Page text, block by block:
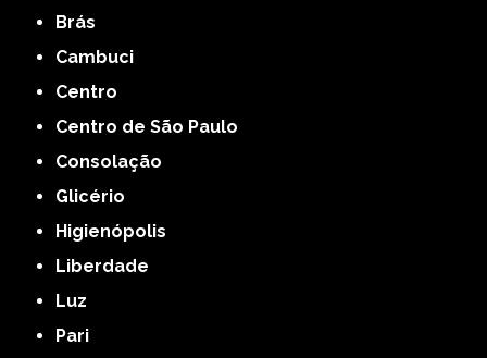
Brás
Cambuci
Centro
Centro de São Paulo
Consolação
Glicério
Higienópolis
Liberdade
Luz
Pari